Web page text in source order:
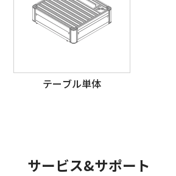
テーブル単体
サービス&サポート